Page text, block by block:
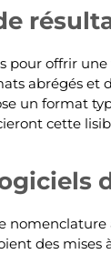
offrir
abrégés
un format
cette
des